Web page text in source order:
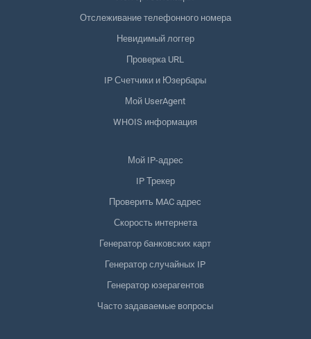
Отслеживание телефонного номера
Невидимый логгер
Проверка URL
IP Счетчики и Юзербары
Мой UserAgent
WHOIS информация
Мой IP-адрес
IP Трекер
Проверить MAC адрес
Скорость интернета
Генератор банковских карт
Генератор случайных IP
Генератор юзерагентов
Часто задаваемые вопросы